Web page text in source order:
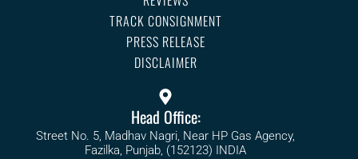
TRACK CONSIGNMENT
PRESS RELEASE
DISCLAIMER
Head Office:
Street No. 5, Madhav Nagri, Near HP Gas Agency,
Fazilka, Punjab, (152123) INDIA